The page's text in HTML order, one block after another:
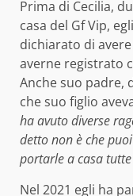
Prima di Cecilia,
casa del Gf Vip,
dichiarato di
averne registrato
Anche suo padre,
che suo figlio
ha avuto diverse
detto non è che
portarle a casa tutte
Nel 2021 egli ha